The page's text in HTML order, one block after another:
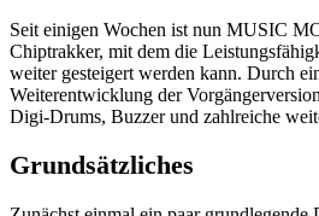
Seit einigen Wochen ist nun MUSIC
Chiptrakker, mit dem die
weiter gesteigert werden kann. Durch
Weiterentwicklung der
Digi-Drums, Buzzer und zahlreiche
Grundsätzliches